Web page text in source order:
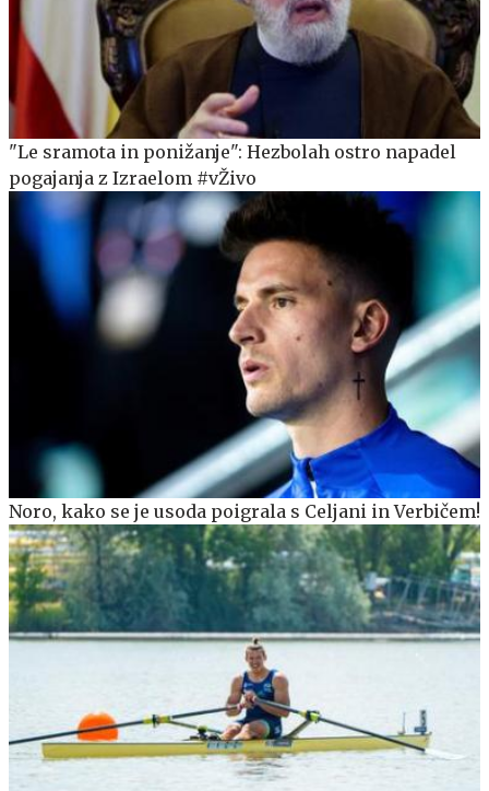
"Le sramota in ponižanje": Hezbolah ostro napadel
pogajanja z Izraelom #vŽivo
Noro, kako se je usoda poigrala s Celjani in Verbičem!